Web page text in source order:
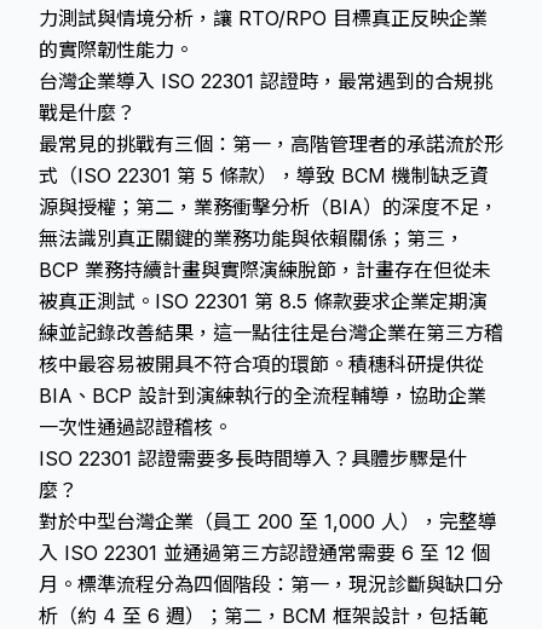
力測試與情境分析，讓 RTO/RPO 目標真正反映企業
的實際韌性能力。
台灣企業導入 ISO 22301 認證時，最常遇到的合規挑
戰是什麼？
最常見的挑戰有三個：第一，高階管理者的承諾流於形
式（ISO 22301 第 5 條款），導致 BCM 機制缺乏資
源與授權；第二，業務衝擊分析（BIA）的深度不足，
無法識別真正關鍵的業務功能與依賴關係；第三，
BCP 業務持續計畫與實際演練脫節，計畫存在但從未
被真正測試。ISO 22301 第 8.5 條款要求企業定期演
練並記錄改善結果，這一點往往是台灣企業在第三方稽
核中最容易被開具不符合項的環節。積穗科研提供從
BIA、BCP 設計到演練執行的全流程輔導，協助企業
一次性通過認證稽核。
ISO 22301 認證需要多長時間導入？具體步驟是什
麼？
對於中型台灣企業（員工 200 至 1,000 人），完整導
入 ISO 22301 並通過第三方認證通常需要 6 至 12 個
月。標準流程分為四個階段：第一，現況診斷與缺口分
析（約 4 至 6 週）；第二，BCM 框架設計，包括範